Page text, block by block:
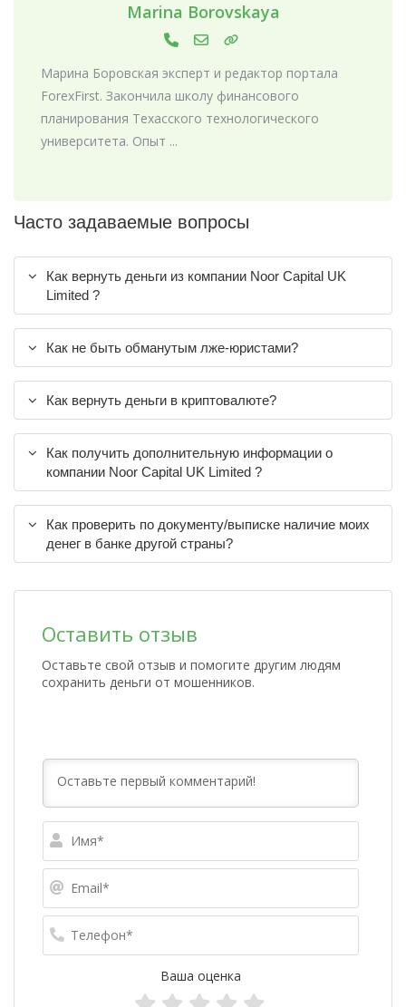
Marina Borovskaya
Марина Боровская эксперт и редактор портала
ForexFirst. Закончила школу финансового
планирования Техасского технологического
университета. Опыт ...
Часто задаваемые вопросы
Как вернуть деньги из компании Noor Capital UK
Limited ?
Как не быть обманутым лже-юристами?
Как вернуть деньги в криптовалюте?
Как получить дополнительную информации о
компании Noor Capital UK Limited ?
Как проверить по документу/выписке наличие моих
денег в банке другой страны?
Оставить отзыв
Оставьте свой отзыв и помогите другим людям
сохранить деньги от мошенников.
Ваша оценка